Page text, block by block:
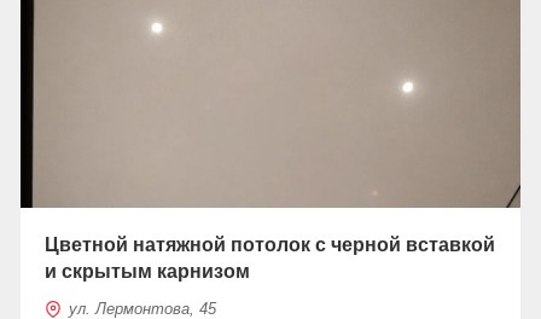
Цветной натяжной потолок с черной вставкой
и скрытым карнизом
ул. Лермонтова, 45